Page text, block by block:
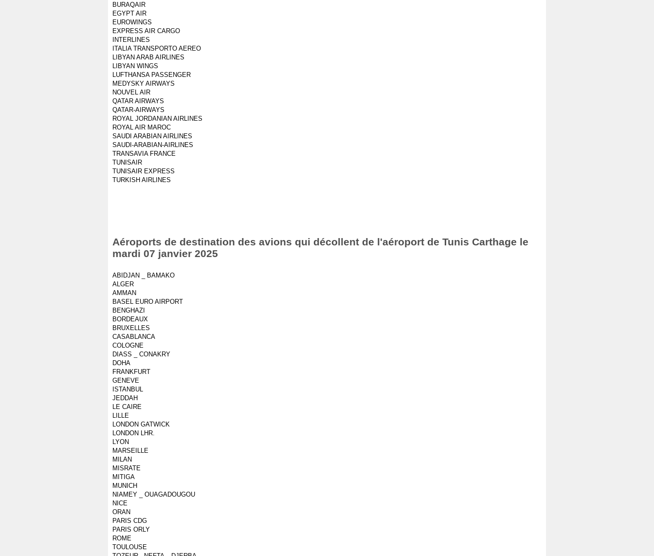
BURAQAIR
EGYPT AIR
EUROWINGS
EXPRESS AIR CARGO
INTERLINES
ITALIA TRANSPORTO AEREO
LIBYAN ARAB AIRLINES
LIBYAN WINGS
LUFTHANSA PASSENGER
MEDYSKY AIRWAYS
NOUVEL AIR
QATAR AIRWAYS
QATAR-AIRWAYS
ROYAL JORDANIAN AIRLINES
ROYAL AIR MAROC
SAUDI ARABIAN AIRLINES
SAUDI-ARABIAN-AIRLINES
TRANSAVIA FRANCE
TUNISAIR
TUNISAIR EXPRESS
TURKISH AIRLINES
Aéroports de destination des avions qui décollent de l'aéroport de Tunis Carthage le
mardi 07 janvier 2025
ABIDJAN _ BAMAKO
ALGER
AMMAN
BASEL EURO AIRPORT
BENGHAZI
BORDEAUX
BRUXELLES
CASABLANCA
COLOGNE
DIASS _ CONAKRY
DOHA
FRANKFURT
GENEVE
ISTANBUL
JEDDAH
LE CAIRE
LILLE
LONDON GATWICK
LONDON LHR.
LYON
MARSEILLE
MILAN
MISRATE
MITIGA
MUNICH
NIAMEY _ OUAGADOUGOU
NICE
ORAN
PARIS CDG
PARIS ORLY
ROME
TOULOUSE